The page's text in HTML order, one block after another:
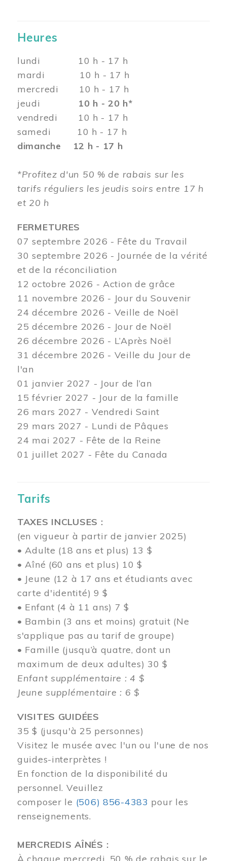
Heures
lundi 10 h - 17 h
mardi 10 h - 17 h
mercredi 10 h - 17 h
jeudi 10 h - 20 h*
vendredi 10 h - 17 h
samedi 10 h - 17 h
dimanche 12 h - 17 h
*Profitez d'un 50 % de rabais sur les
tarifs réguliers les jeudis soirs entre 17 h
et 20 h
FERMETURES
07 septembre 2026 - Fête du Travail
30 septembre 2026 - Journée de la vérité
et de la réconciliation
12 octobre 2026 - Action de grâce
11 novembre 2026 - Jour du Souvenir
24 décembre 2026 - Veille de Noël
25 décembre 2026 - Jour de Noël
26 décembre 2026 - L’Après Noël
31 décembre 2026 - Veille du Jour de
l'an
01 janvier 2027 - Jour de l’an
15 février 2027 - Jour de la famille
26 mars 2027 - Vendredi Saint
29 mars 2027 - Lundi de Pâques
24 mai 2027 - Fête de la Reine
01 juillet 2027 - Fête du Canada
Tarifs
TAXES INCLUSES :
(en vigueur à partir de janvier 2025)
• Adulte (18 ans et plus) 13 $
• Aîné (60 ans et plus) 10 $
• Jeune (12 à 17 ans et étudiants avec
carte d'identité) 9 $
• Enfant (4 à 11 ans) 7 $
• Bambin (3 ans et moins) gratuit (Ne
s'applique pas au tarif de groupe)
• Famille (jusqu’à quatre, dont un
maximum de deux adultes) 30 $
Enfant supplémentaire : 4 $
Jeune supplémentaire : 6 $
VISITES GUIDÉES
35 $ (jusqu'à 25 personnes)
Visitez le musée avec l'un ou l'une de nos
guides-interprètes !
En fonction de la disponibilité du
personnel. Veuillez
composer le (506) 856-4383 pour les
renseignements.
MERCREDIS AÎNÉS :